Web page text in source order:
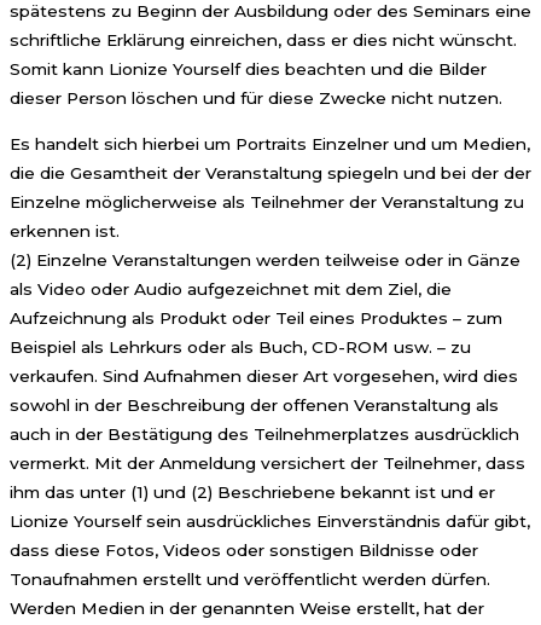
spätestens zu Beginn der Ausbildung oder des Seminars eine
schriftliche Erklärung einreichen, dass er dies nicht wünscht.
Somit kann Lionize Yourself dies beachten und die Bilder
dieser Person löschen und für diese Zwecke nicht nutzen.
Es handelt sich hierbei um Portraits Einzelner und um Medien,
die die Gesamtheit der Veranstaltung spiegeln und bei der der
Einzelne möglicherweise als Teilnehmer der Veranstaltung zu
erkennen ist.
(2) Einzelne Veranstaltungen werden teilweise oder in Gänze
als Video oder Audio aufgezeichnet mit dem Ziel, die
Aufzeichnung als Produkt oder Teil eines Produktes – zum
Beispiel als Lehrkurs oder als Buch, CD-ROM usw. – zu
verkaufen. Sind Aufnahmen dieser Art vorgesehen, wird dies
sowohl in der Beschreibung der offenen Veranstaltung als
auch in der Bestätigung des Teilnehmerplatzes ausdrücklich
vermerkt. Mit der Anmeldung versichert der Teilnehmer, dass
ihm das unter (1) und (2) Beschriebene bekannt ist und er
Lionize Yourself sein ausdrückliches Einverständnis dafür gibt,
dass diese Fotos, Videos oder sonstigen Bildnisse oder
Tonaufnahmen erstellt und veröffentlicht werden dürfen.
Werden Medien in der genannten Weise erstellt, hat der